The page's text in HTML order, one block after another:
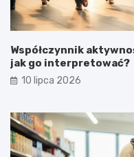
Współczynnik
jak go interpretować?
10 lipca 2026